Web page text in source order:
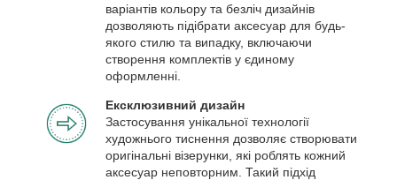
варіантів кольору та безліч дизайнів
дозволяють підібрати аксесуар для будь-
якого стилю та випадку, включаючи
створення комплектів у єдиному
оформленні.
Ексклюзивний дизайн
Застосування унікальної технології
художнього тиснення дозволяє створювати
оригінальні візерунки, які роблять кожний
аксесуар неповторним. Такий підхід